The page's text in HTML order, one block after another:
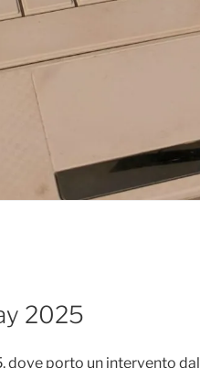
2025
dove porto un intervento dal